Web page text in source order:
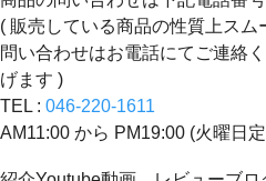
( 販売している商品の性質上ス
問い合わせはお電話にてご連絡
げます )
TEL : 046-220-1611
AM11:00 から PM19:00 (火曜日